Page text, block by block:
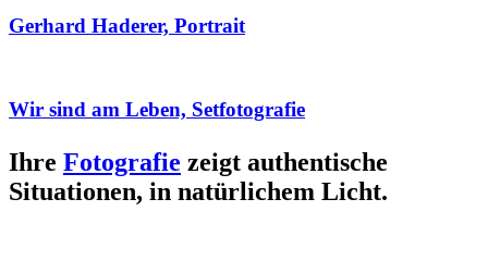
Gerhard Haderer, Portrait
Wir sind am Leben, Setfotografie
Ihre Fotografie zeigt authentische
Situationen, in natürlichem Licht.